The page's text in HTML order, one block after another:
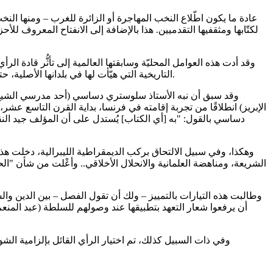
عادة ما يكون اطّلاع النخب المهاجرة أو الزائرة للغرب – ومنها
لكتّابها ومثقفيها التقدميين. هذا بالإضافة إلى الانفتاح
وقد أدت هذه العوامل المحليّة وسابقتها العالمية إلى تأثُّر قادة
التاريخية التي هيّأت لها في بلدانها الأصلية، حتى بات المتابع للساحة السياسية الإسلامية يلاحِظ أنه أمام تيار محافظ من يمين الوسط، يُقاد ويُنظَّر له بأفكار وقيم ليبرالية، أو يسارية ليبرالية.
وقد سبق أن نبه الأستاذ سلوستري دساسي (أحد مدرسي الشيخ
الإبريز) انطلاقًا من تجربة إقامته في فرنسا، بداية القرن التاسع
دساسي بالقول: "به [أي الكتاب] يُستدل على أن المؤلف جيد
وهكذا، وفي سبيل الالتحاق بركب الديمقراطية الليبرالية،
وفي ذات السبيل كذلك، تم اختيار الرأي القائل بإلزامية